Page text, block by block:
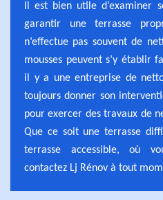
Il est bien utile d’examiner
garantir une terrasse
n’effectue pas souvent de
mousses peuvent s’y établir
il y a une entreprise de
toujours donner son
pour exercer des travaux de
Que ce soit une terrasse
terrasse accessible, où
contactez Lj Rénov à tout